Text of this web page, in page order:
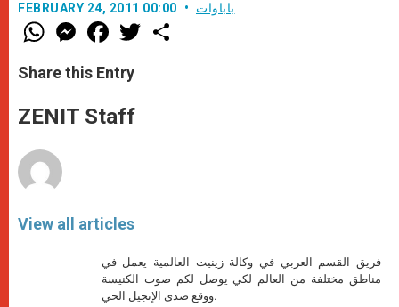
FEBRUARY 24, 2011 00:00 باباوات
W
h
t
s
p
p
M
e
s
e
g
e
F
a
e
b
o
k
w
Share this Entry
ZENIT Staff
View all articles
فريق القسم العربي في وكالة زينيت العالمية يعمل في
مناطق مختلفة من العالم لكي يوصل لكم صوت الكنيسة
ووقع صدى الإنجيل الحي.